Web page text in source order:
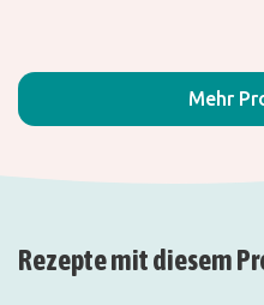
Mehr
Rezepte mit diesem